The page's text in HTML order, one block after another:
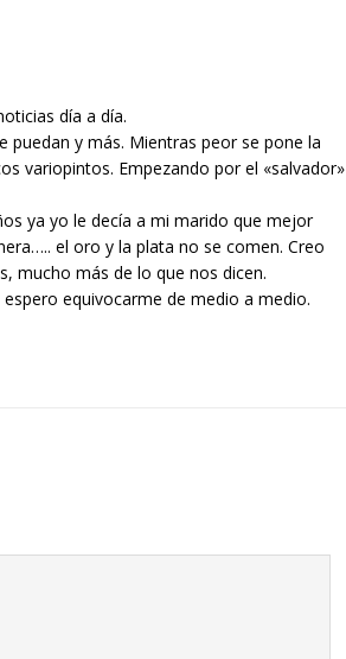
día a día.
y más. Mientras peor se pone la
variopintos. Empezando por el «salvador»
ya yo le decía a mi marido que mejor
el oro y la plata no se comen. Creo
mucho más de lo que nos dicen.
equivocarme de medio a medio.